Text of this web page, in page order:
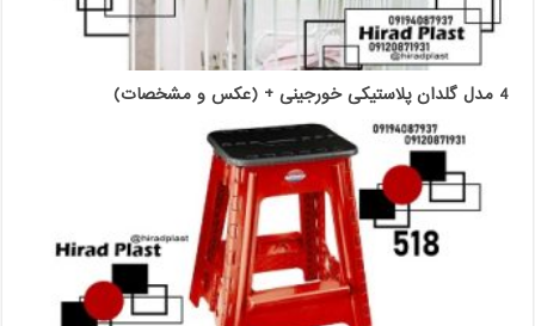
4 مدل گلدان پلاستیکی خورجینی + (عکس و مشخصات)